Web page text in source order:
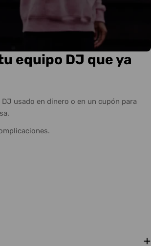
equipo DJ que ya
usado en dinero o en un cupón para